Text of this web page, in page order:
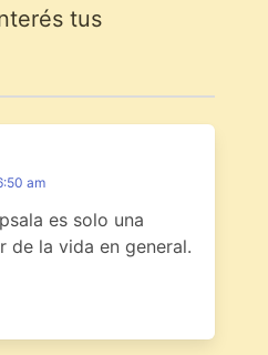
tus
am
es solo una
de la vida en general.